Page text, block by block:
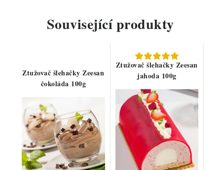
Související produkty
Ztužovač šlehačky Zeesan
čokoláda 100g
Ztužovač šlehačky Zeesan
jahoda 100g